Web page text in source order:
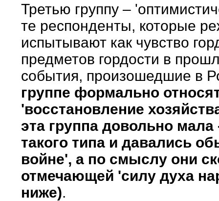
Третью группу –
те респонденты, которые
испытывают как чувство
предметов гордости в
события, произошедшие в
группе формально
'восстановление
эта группа довольно
такого типа и давались
войне', а по смыслу они
отмечающей 'силу духа
ниже).